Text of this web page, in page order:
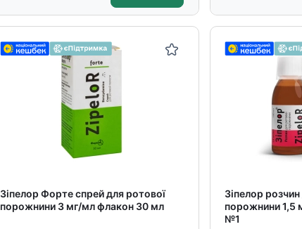
Зіпелор Форте спрей для ротової
порожнини 3 мг/мл флакон 30 мл
Зіпелор
порожнини 1,5
№1